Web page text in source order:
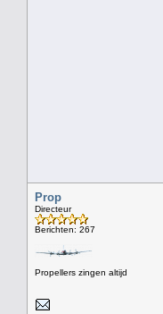
Prop
Directeur
Berichten: 267
Propellers zingen altijd